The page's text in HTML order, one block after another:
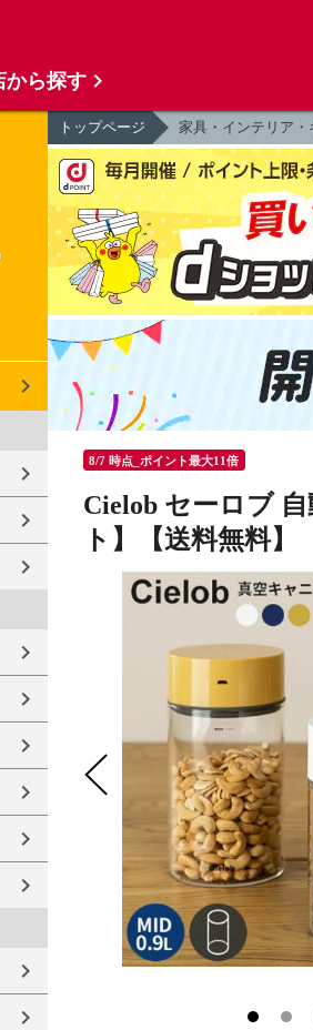
トップページ 家具・インテリア・
8/7 時点_ポイント最大11倍
Cielob セーロブ
ト】【送料無料】
から探す